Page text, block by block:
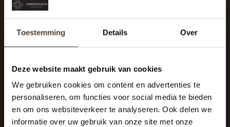
Toestemming Details Over
Deze website maakt gebruik van cookies
We gebruiken cookies om content en advertenties te
personaliseren, om functies voor social media te bieden
en om ons websiteverkeer te analyseren. Ook delen we
informatie over uw gebruik van onze site met onze